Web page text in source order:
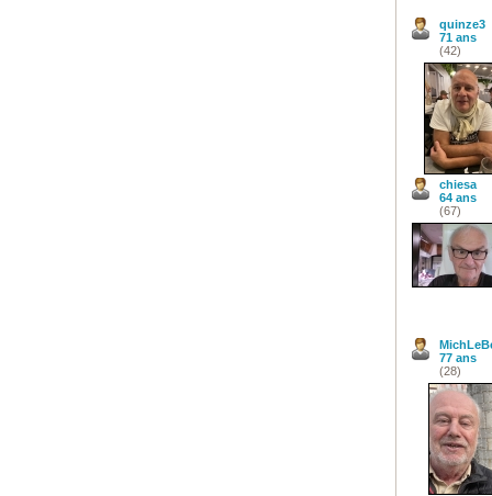
quinze3
71 ans
(42)
chiesa
64 ans
(67)
77 ans
(28)